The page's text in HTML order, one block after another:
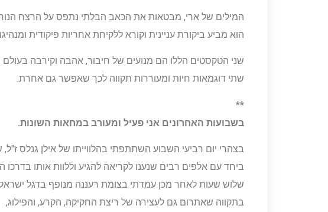
המילים של ארי, מבטאות את הכאב הבלתי נתפס על הרצח
הוא מביע ביקורת עניינית וקורא ללקיחת אחריות פיקודית
שני הטקסטים הללו הם מנועים של חיבור, אהבה וקירבה
שתי דוגמאות חיות ומעוררות תקווה לכך שאפשר גם אחרת.
**
בשבועות האחרונים אני פעיל ומעורב במחאות השונות.
בצהרי יום רביעי השבוע השתתפתי בהלווייתו של אילן גנלס
ביחד עם אלפים רבים שנענו לקריאה להגיע וללוות אותו בדרכו
שלוש שעות לאחר מכן עמדתי בצומת רעננה מנופף בדגל ישראל
בתקווה שאתרום גם לעצירה של ריצת החקיקה, הקרע, והפילוג,